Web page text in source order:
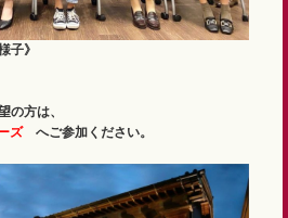
子》
の方は、
ズへご参加ください。